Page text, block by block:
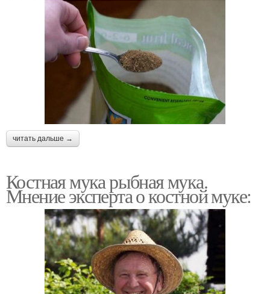
читать дальше →
Костная мука рыбная мука.
Мнение эксперта о костной муке: